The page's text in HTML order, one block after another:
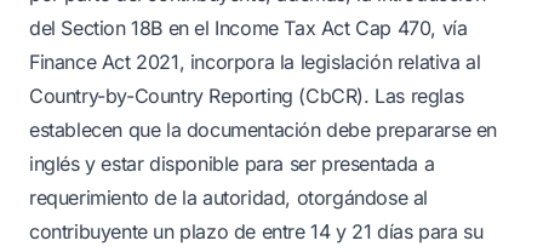
del Section 18B en el Income Tax Act Cap 470, vía
Finance Act 2021, incorpora la legislación relativa al
Country-by-Country Reporting (CbCR). Las reglas
establecen que la documentación debe prepararse en
inglés y estar disponible para ser presentada a
requerimiento de la autoridad, otorgándose al
contribuyente un plazo de entre 14 y 21 días para su